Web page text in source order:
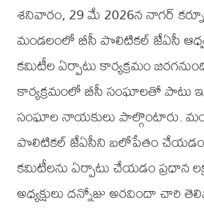
శనివారం, 29 మే 2026న నాగర్
మండలంలో బీసీ పొలిటికల్ జేఏసీ
కమిటీల ఏర్పాటు కార్యక్రమం
కార్యక్రమంలో బీసీ సంఘాలతో పాటు
సంఘాల నాయకులు పాల్గొంటారు.
పొలిటికల్ జేఏసీని బలోపేతం
కమిటీలను ఏర్పాటు చేయడం ప్రధాన
అధ్యక్షులు దన్నోజు అరవిందా చారి